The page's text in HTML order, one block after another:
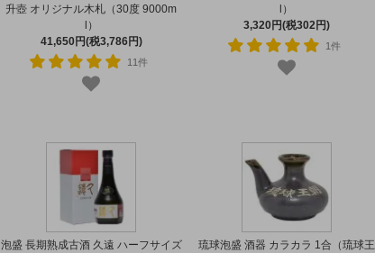
升壺 オリジナル木札（30度 9000m
l）
41,650円(税3,786円)
11件
l）
3,320円(税302円)
1件
泡盛 長期熟成古酒 久遠 ハーフサイズ
琉球泡盛 酒器 カラカラ 1合（琉球王